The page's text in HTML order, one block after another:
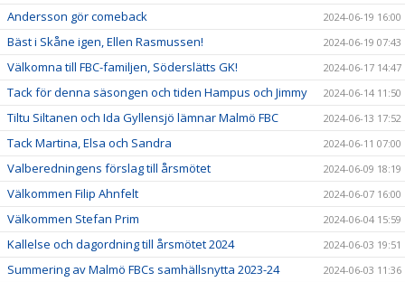
Andersson gör comeback 2024-06-19 16:00
Bäst i Skåne igen, Ellen Rasmussen! 2024-06-19 07:43
Välkomna till FBC-familjen, Söderslätts GK! 2024-06-17 14:47
Tack för denna säsongen och tiden Hampus och Jimmy 2024-06-14 11:50
Tiltu Siltanen och Ida Gyllensjö lämnar Malmö FBC 2024-06-13 17:52
Tack Martina, Elsa och Sandra 2024-06-11 07:00
Valberedningens förslag till årsmötet 2024-06-09 18:19
Välkommen Filip Ahnfelt 2024-06-07 16:00
Välkommen Stefan Prim 2024-06-04 15:59
Kallelse och dagordning till årsmötet 2024 2024-06-03 19:51
Summering av Malmö FBCs samhällsnytta 2023-24 2024-06-03 11:36